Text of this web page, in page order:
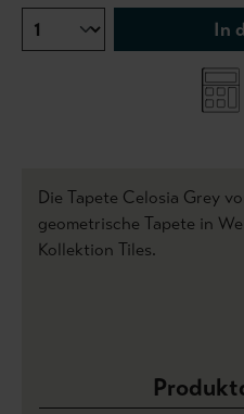
In
Die Tapete Celosia Grey
geometrische Tapete in
Kollektion Tiles.